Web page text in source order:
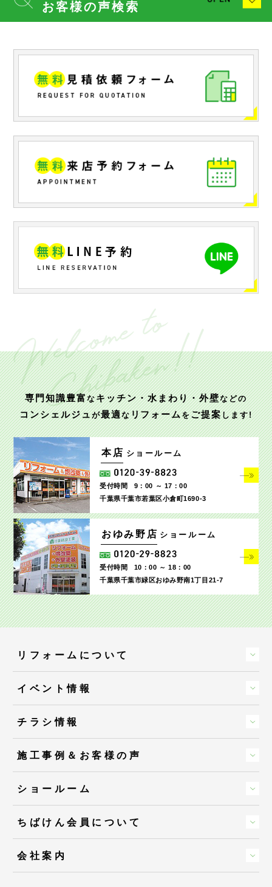
お客様の声検索
専門知識豊富なキッチン・水まわり・外壁などの
コンシェルジュが最適なリフォームをご提案します!
本店 ショールーム
受付時間
9：00 ～ 17：00
千葉県千葉市若葉区小倉町1690‐3
おゆみ野店 ショールーム
受付時間
10：00 ～ 18：00
千葉県千葉市緑区おゆみ野南1丁目21-7
リフォームについて
イベント情報
チラシ情報
施工事例＆お客様の声
ショールーム
ちばけん会員について
会社案内